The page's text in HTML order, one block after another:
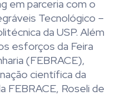
em parceria com o
Tecnológico –
da USP. Além
esforços da Feira
(FEBRACE),
científica da
FEBRACE, Roseli de